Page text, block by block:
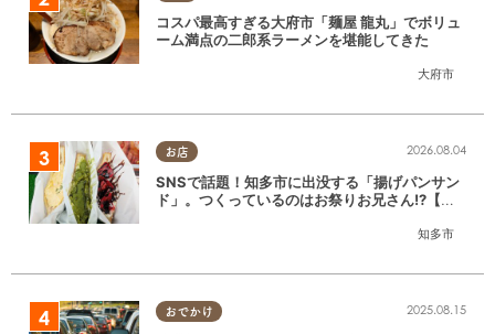
大府市
コスパ最高すぎる大府市「麺屋 龍丸」でボリュ
ーム満点の二郎系ラーメンを堪能してきた
お店
知多市
2026.08.04
SNSで話題！知多市に出没する「揚げパンサン
ド」。つくっているのはお祭りお兄さん!?【ち
おでかけ 2025.08.15